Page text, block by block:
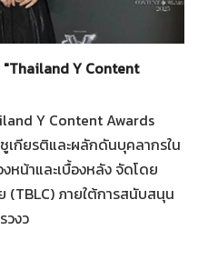
Y Content
Y Content Awards
เกียรติและผลักดันบุคลากรใน
หน้าและเบื้องหลัง จัดโดย
(TBLC) ภายใต้การสนับสนุน
วงว